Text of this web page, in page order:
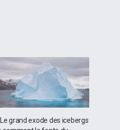
Le grand exode des icebergs